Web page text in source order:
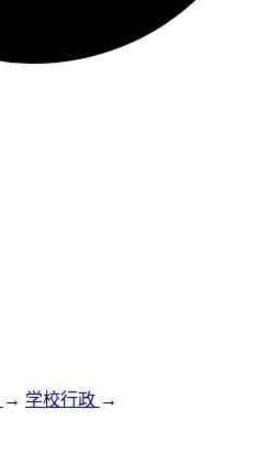
→ 学校行政 →